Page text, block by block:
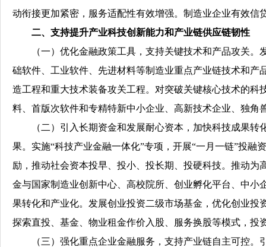
动衔接更加紧密，服务适配性有效增强。制造业企业有效
二、支持提升产业科技创新能力和产业链供应链韧性
（一）优化金融政策工具，支持关键技术和产品攻关。
础软件、工业软件、先进材料等制造业重点产业链技术和
造工程和重大技术装备攻关工程。对突破关键核心技术的
料、首版次软件和专精特新中小企业、高新技术企业、独
（二）引入长期资金和发展耐心资本，加快科技成果转
果。实施“科技产业金融一体化”专项，开展“一月一链”投
励，推动社会资本投早、投小、投长期、投硬科技。推动
金与国家制造业创新中心、高校院所、创业孵化平台、中
果转化和产业化。发展创业投资二级市场基金，优化创业
探索直投、基金、物业租金作价入股、服务换股等模式，
（三）强化重点企业金融服务，支持产业链自主可控。